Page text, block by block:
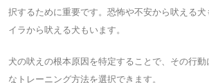
択するために重要です。恐怖や不安から吠える犬
イラから吠える犬もいます。
犬の吠えの根本原因を特定することで、その行
なトレーニング方法を選択できます。